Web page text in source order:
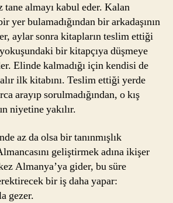
almayı kabul eder. Kalan
yer bulamadığından bir arkadaşının
aylar sonra kitapların teslim ettiği
bir kitapçıya düşmeye
Elinde kalmadığı için kendisi de
ilk kitabını. Teslim ettiği yerde
arayıp sorulmadığından, o kış
niyetine yakılır.
az da olsa bir tanınmışlık
geliştirmek adına ikişer
Almanya’ya gider, bu süre
bir iş daha yapar:
gezer.